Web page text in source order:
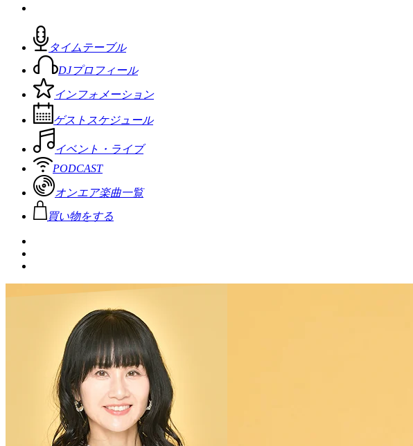
タイムテーブル
DJプロフィール
インフォメーション
ゲストスケジュール
イベント・ライブ
PODCAST
オンエア楽曲一覧
買い物をする